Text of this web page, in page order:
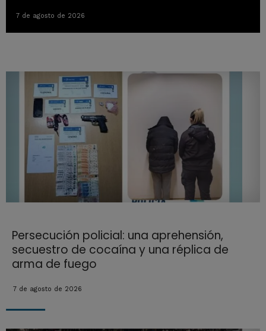
7 de agosto de 2026
Persecución policial: una aprehensión,
secuestro de cocaína y una réplica de
arma de fuego
7 de agosto de 2026